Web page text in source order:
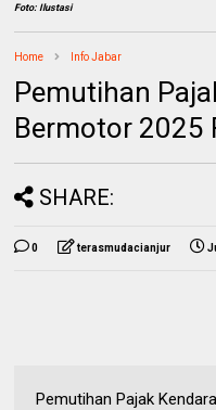
Foto: Ilustasi
Home Info Jabar
Pemutihan
Bermotor 2025
SHARE:
0 terasmudacianjur
Pemutihan Pajak